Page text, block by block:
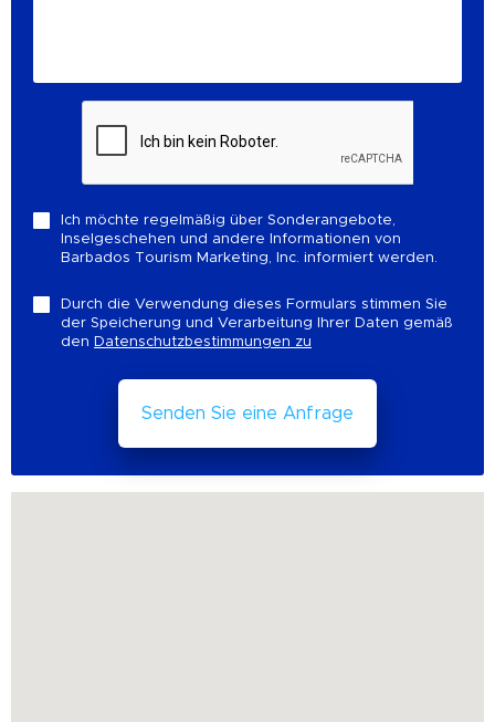
Ich möchte regelmäßig über Sonderangebote,
Inselgeschehen und andere Informationen von
Barbados Tourism Marketing, Inc. informiert werden.
Durch die Verwendung dieses Formulars stimmen Sie
der Speicherung und Verarbeitung Ihrer Daten gemäß
den Datenschutzbestimmungen zu